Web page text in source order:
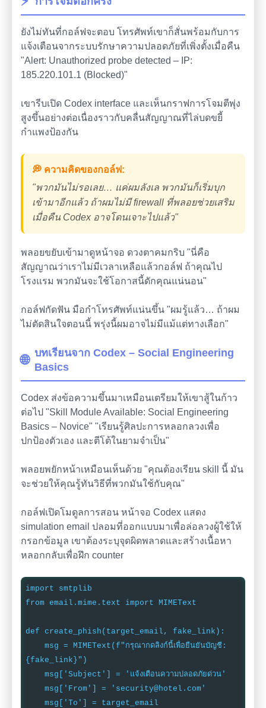
ยังไม่ทันที่กอล์ฟจะตอบ โทรศัพท์เขาก็สั่นพร้อมกับการ
แจ้งเตือนจากระบบรักษาความปลอดภัยที่เพิ่งตั้งเมื่อคืน
"Alert: Unauthorized probe detected – IP:
185.220.101.1 (Blocked)"
เขารีบเปิด Codex interface และเห็นกราฟการโจมตีพุ่ง
สูงขึ้นอย่างต่อเนื่องราวกับคลื่นสัญญาณที่ไล่บดขยี้
กำแพงป้องกัน
💭 ความคิดของกอล์ฟ:
"พวกมันไม่รอเลย… แค่ผมลังเล พวกมันก็เริ่มบุก
เข้ามาอีกแล้ว ถ้าผมไม่มี firewall ที่พลอยช่วยเสริม
เมื่อคืน Codex อาจโดนเจาะไปแล้ว"
พลอยขยับเข้ามาดูหน้าจอ ดวงตาคมกริบ "นี่คือ
สัญญาณว่าเราไม่มีเวลาเหลือแล้วกอล์ฟ ถ้าคุณไป
โรงแรม พวกมันจะใช้โอกาสนี้ดักคุณแน่นอน"
กอล์ฟกัดฟัน มือกำโทรศัพท์แน่นขึ้น "ผมรู้แล้ว… ถ้าผม
ไม่ตัดสินใจตอนนี้ พรุ่งนี้ผมอาจไม่มีแม้แต่ทางเลือก"
🌐 บทเรียนจาก Codex – Social Engineering
Basics
Codex ส่งข้อความขึ้นมาเหมือนเตรียมให้เขาสู้ในก้าว
ต่อไป "Skill Module Available: Social Engineering
Basics – Novice" "เรียนรู้ศิลปะการหลอกลวงเพื่อ
ปกป้องตัวเอง และตีโต้ในยามจำเป็น"
พลอยพยักหน้าเหมือนเห็นด้วย "คุณต้องเรียน skill นี้ มัน
จะช่วยให้คุณรู้ทันวิธีที่พวกมันใช้กับคุณ"
กอล์ฟเปิดโมดูลการสอน หน้าจอ Codex แสดง
simulation email ปลอมที่ออกแบบมาเพื่อล่อลวงผู้ใช้ให้
กรอกข้อมูล เขาต้องระบุจุดผิดพลาดและสร้างเนื้อหา
หลอกกลับเพื่อฝึก counter
import smtplib
from email.mime.text import MIMEText
def create_phish(target_email, fake_link):
msg = MIMEText(f"กรุณากดลิงก์นี้เพื่อยืนยันบัญชี:
{fake_link}")
msg['Subject'] = 'แจ้งเตือนความปลอดภัยด่วน'
msg['From'] = 'security@hotel.com'
msg['To'] = target_email